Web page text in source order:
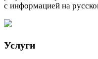
с информацией на
Услуги